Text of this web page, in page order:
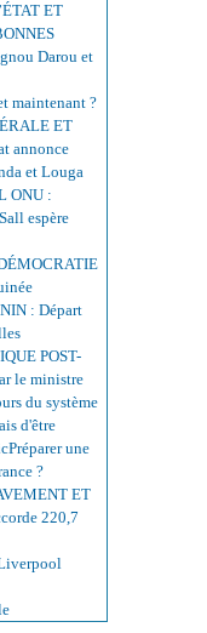
ET
Darou et
maintenant ?
ET
annonce
et Louga
ONU :
espère
: Départ
POST-
le ministre
du système
d'être
une
?
ET
220,7